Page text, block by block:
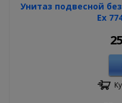
Унитаз подвесной
Ex